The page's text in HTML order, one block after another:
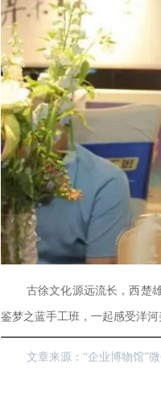
古徐文化源远流长，西楚
鉴梦之蓝手工班，一起感受洋河
文章来源：“企业博物馆”